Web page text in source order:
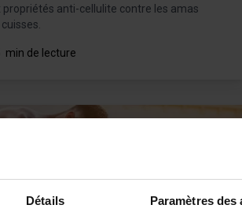
Détails Paramètres des
propriétés anti-cellulite contre les amas
min de lecture